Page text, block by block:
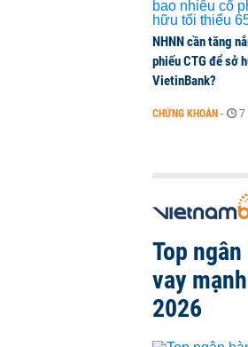
NHNN cần tăng
phiếu CTG để sở
VietinBank?
CHỨNG KHOÁN - 7
Top
vay
2026